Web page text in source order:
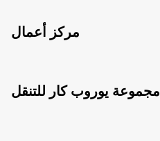
مركز أعمال
مجموعة يوروب كار للتنقل